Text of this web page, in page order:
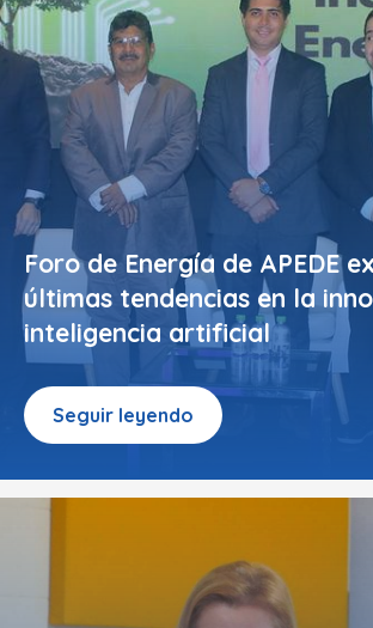
Foro de Energía de APEDE
últimas tendencias en la
inteligencia artificial
Seguir leyendo